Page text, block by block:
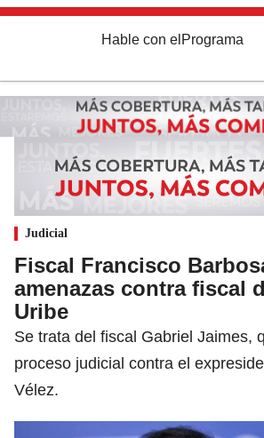
Hable con el Programa
Judicial
Fiscal Francisco
amenazas contra fiscal
Uribe
Se trata del fiscal Gabriel Jaimes,
proceso judicial contra el
Vélez.